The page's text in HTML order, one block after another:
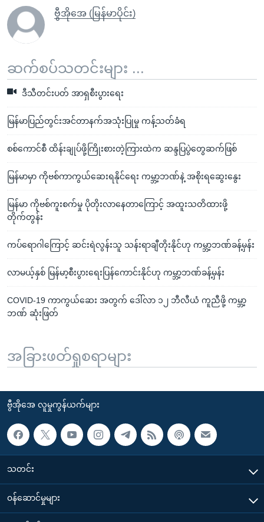
ဗွီအိုအေ (မြန်မာပိုင်း)
ဆက်စပ်သတင်းများ ...
ဒီသီတင်းပတ် အာရှစီးပွားရေး
မြန်မာပြည်တွင်းအင်တာနက်အသုံးပြုမှု ကန့်သတ်ခံရ
စစ်ကောင်စီ ထိန်းချုပ်ဖို့ကြိုးစားတဲ့ကြားထဲက ဆန္ဒပြပွဲတွေဆက်ဖြစ်
မြန်မာမှာ ကိုဗစ်ကာကွယ်ဆေးရနိုင်ရေး ကမ္ဘာ့ဘဏ်နဲ့ အစိုးရဆွေးနွေး
မြန်မာ ကိုဗစ်ကူးစက်မှု ပိုတိုးလာနေတာကြောင့် အထူးသတိထားဖို့
တိုက်တွန်း
ကပ်ရောဂါကြောင့် ဆင်းရဲလွန်းသူ သန်းရာချီတိုးနိုင်ဟု ကမ္ဘာ့ဘဏ်ခန့်မှန်း
လာမယ့်နှစ် မြန်မာ့စီးပွားရေးပြန်ကောင်းနိုင်ဟု ကမ္ဘာ့ဘဏ်ခန့်မှန်း
COVID-19 ကာကွယ်ဆေး အတွက် ဒေါ်လာ ၁၂ ဘီလီယံ ကူညီဖို့ ကမ္ဘာ့
ဘဏ် ဆုံးဖြတ်
အခြားဖတ်ရှုစရာများ
ဗွီအိုအေ လူမှုကွန်ယက်များ
သတင်း
၀န်ဆောင်မှုများ